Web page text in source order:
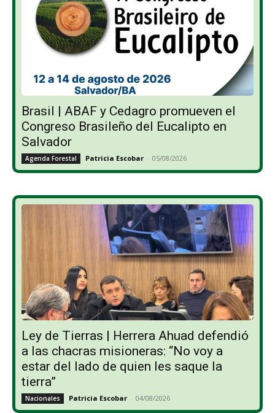
Brasil | ABAF y Cedagro promueven el
Congreso Brasileño del Eucalipto en
Salvador
Agenda Forestal Patricia Escobar - 05/08/2026
Ley de Tierras | Herrera Ahuad defendió
a las chacras misioneras: “No voy a
estar del lado de quien les saque la
tierra”
Nacionales Patricia Escobar - 04/08/2026